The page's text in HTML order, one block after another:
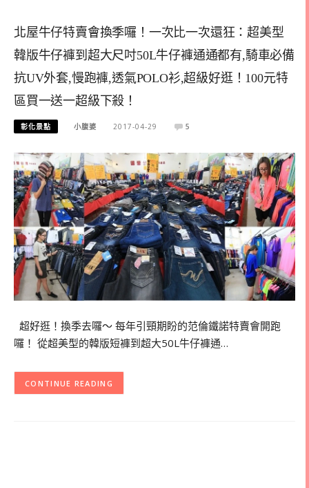
北屋牛仔特賣會換季囉！一次比一次還狂：超美型
韓版牛仔褲到超大尺吋50L牛仔褲通通都有,騎車必備
抗UV外套,慢跑褲,透氣POLO衫,超級好逛！100元特
區買一送一超級下殺！
彰化景點 小腹婆 2017-04-29 5
超好逛！換季去囉～ 每年引頸期盼的范倫鐵諾特賣會開跑
囉！ 從超美型的韓版短褲到超大50L牛仔褲通…
CONTINUE READING